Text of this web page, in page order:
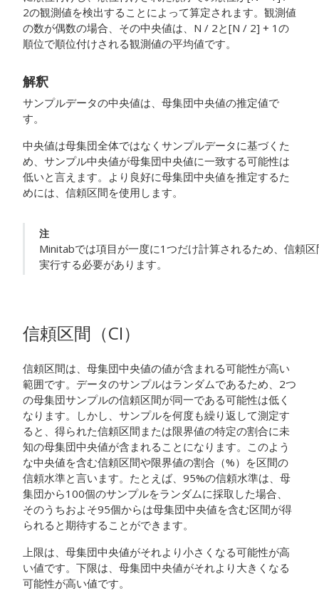
2の観測値を検出することによって算定されます。観測値
の数が偶数の場合、その中央値は、N / 2と[N / 2] + 1の
順位で順位付けされる観測値の平均値です。
解釈
サンプルデータの中央値は、母集団中央値の推定値で
す。
中央値は母集団全体ではなくサンプルデータに基づくた
め、サンプル中央値が母集団中央値に一致する可能性は
低いと言えます。より良好に母集団中央値を推定するた
めには、信頼区間を使用します。
注
Minitabでは項目が一度に1つだけ計算されるため、信頼
実行する必要があります。
信頼区間（CI）
信頼区間は、母集団中央値の値が含まれる可能性が高い
範囲です。データのサンプルはランダムであるため、2つ
の母集団サンプルの信頼区間が同一である可能性は低く
なります。しかし、サンプルを何度も繰り返して測定す
ると、得られた信頼区間または限界値の特定の割合に未
知の母集団中央値が含まれることになります。このよう
な中央値を含む信頼区間や限界値の割合（%）を区間の
信頼水準と言います。 たとえば、95%の信頼水準は、母
集団から100個のサンプルをランダムに採取した場合、
そのうちおよそ95個からは母集団中央値を含む区間が得
られると期待することができます。
上限は、母集団中央値がそれより小さくなる可能性が高
い値です。下限は、母集団中央値がそれより大きくなる
可能性が高い値です。